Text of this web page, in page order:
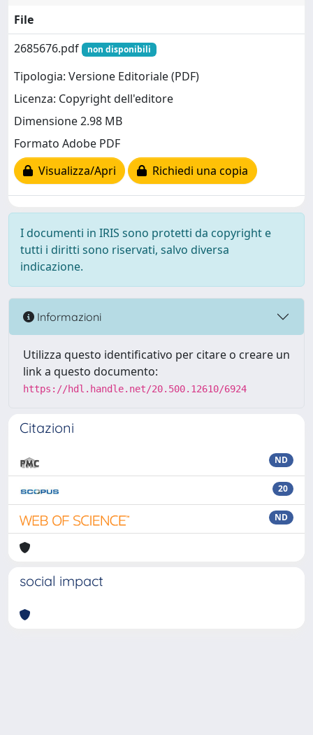
File
2685676.pdf
non disponibili
Tipologia: Versione Editoriale (PDF)
Licenza: Copyright dell'editore
Dimensione 2.98 MB
Formato Adobe PDF
Visualizza/Apri
Richiedi una copia
I documenti in IRIS sono protetti da copyright e
tutti i diritti sono riservati, salvo diversa
indicazione.
Informazioni
Utilizza questo identificativo per citare o creare un
link a questo documento:
https://hdl.handle.net/20.500.12610/6924
Citazioni
ND
20
ND
social impact